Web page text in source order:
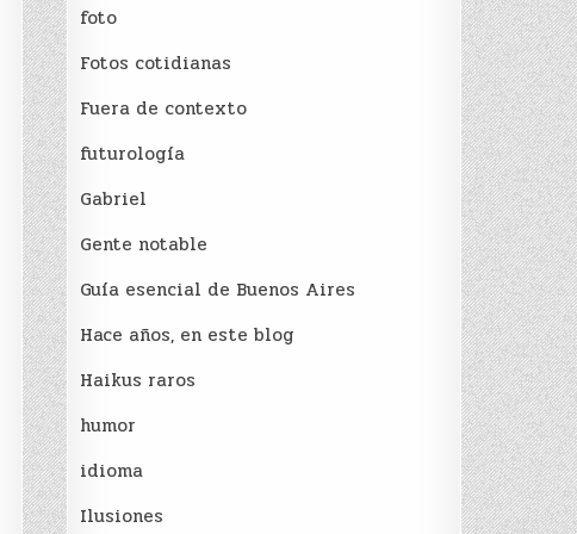
foto
Fotos cotidianas
Fuera de contexto
futurología
Gabriel
Gente notable
Guía esencial de Buenos Aires
Hace años, en este blog
Haikus raros
humor
idioma
Ilusiones